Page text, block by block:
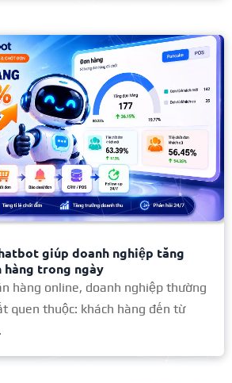
giúp doanh nghiệp tăng
hàng trong ngày
hàng online, doanh nghiệp thường
quen thuộc: khách hàng đến từ